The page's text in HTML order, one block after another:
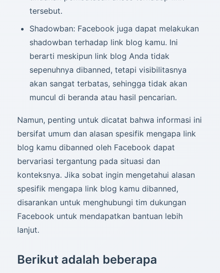
tersebut.
Shadowban: Facebook juga dapat melakukan
shadowban terhadap link blog kamu. Ini
berarti meskipun link blog Anda tidak
sepenuhnya dibanned, tetapi visibilitasnya
akan sangat terbatas, sehingga tidak akan
muncul di beranda atau hasil pencarian.
Namun, penting untuk dicatat bahwa informasi ini
bersifat umum dan alasan spesifik mengapa link
blog kamu dibanned oleh Facebook dapat
bervariasi tergantung pada situasi dan
konteksnya. Jika sobat ingin mengetahui alasan
spesifik mengapa link blog kamu dibanned,
disarankan untuk menghubungi tim dukungan
Facebook untuk mendapatkan bantuan lebih
lanjut.
Berikut adalah beberapa